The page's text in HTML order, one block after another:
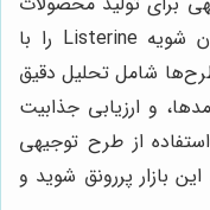
بهداشتی مانند مسواک Oral-B و دهان شویه Listerine را با
شامل تحلیل دقیق
و ارزیابی جذابیت
از طرح توجیهی
بازار پررونق شوید و